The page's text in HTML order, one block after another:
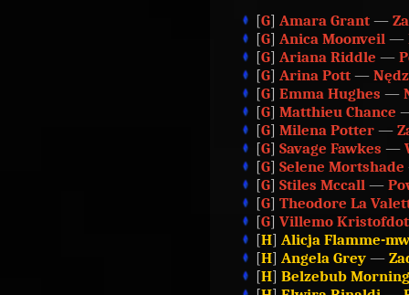
[G] Amara Grant —
[G] Anica Moonveil —
[G] Ariana Riddle —
[G] Arina Pott —
[G] Emma Hughes —
[G] Matthieu Chance
[G] Milena Potter —
[G] Savage Fawkes —
[G] Selene Mortshade
[G] Stiles Mccall —
[G] Theodore La
[G] Villemo
[H] Alicja Flamme-
[H] Angela Grey —
[H] Belzebub